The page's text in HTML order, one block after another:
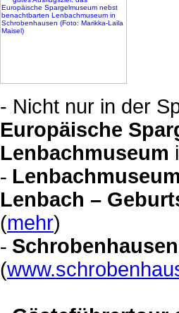
- Nicht nur in der
Europäische
Lenbachmuseum
-
Lenbach –
(mehr)
-
(